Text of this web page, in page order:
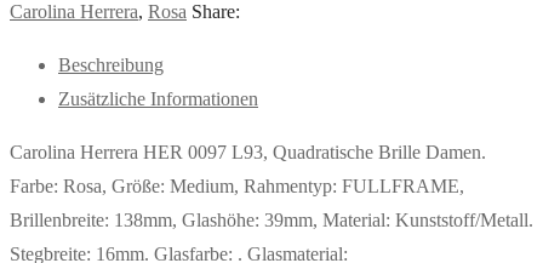
Carolina Herrera, Rosa Share:
Beschreibung
Zusätzliche Informationen
Carolina Herrera HER 0097 L93, Quadratische Brille Damen.
Farbe: Rosa, Größe: Medium, Rahmentyp: FULLFRAME,
Brillenbreite: 138mm, Glashöhe: 39mm, Material: Kunststoff/Metall.
Stegbreite: 16mm. Glasfarbe: . Glasmaterial: